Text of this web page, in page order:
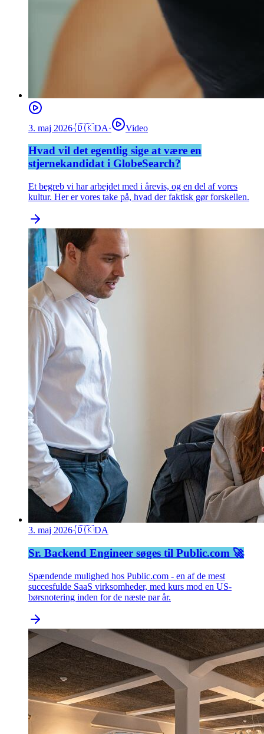
3. maj 2026·🇩🇰DA· Video
Hvad vil det egentlig sige at være en
stjernekandidat i GlobeSearch?
Et begreb vi har arbejdet med i årevis, og en del af vores
kultur. Her er vores take på, hvad der faktisk gør forskellen.
3. maj 2026·🇩🇰DA
Sr. Backend Engineer søges til Public.com 🚀
Spændende mulighed hos Public.com - en af de mest
succesfulde SaaS virksomheder, med kurs mod en US-
børsnotering inden for de næste par år.